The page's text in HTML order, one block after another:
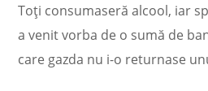
Toţi consumaseră alcool, iar
a venit vorba de o sumă de
care gazda nu i-o returnase